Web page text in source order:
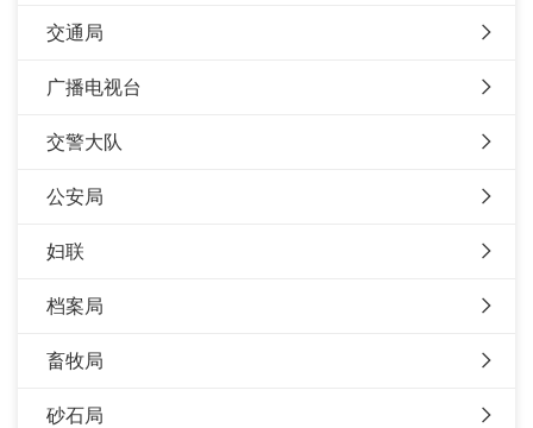
交通局
广播电视台
交警大队
公安局
妇联
档案局
畜牧局
砂石局